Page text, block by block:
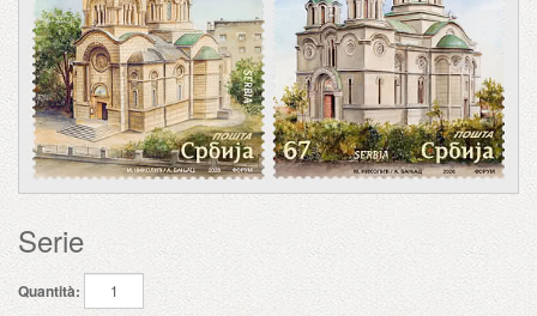
Serie
Quantità: